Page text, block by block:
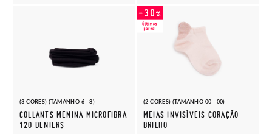
(3 CORES) (TAMANHO 6 - 8)
COLLANTS MENINA MICROFIBRA
120 DENIERS
(2 CORES) (TAMANHO 00 - 00)
MEIAS INVISÍVEIS CORAÇÃO
BRILHO